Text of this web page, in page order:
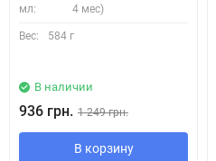
мл:
4 мес)
Вес: 584 г
В наличии
936 грн. 1 249 грн.
В корзину